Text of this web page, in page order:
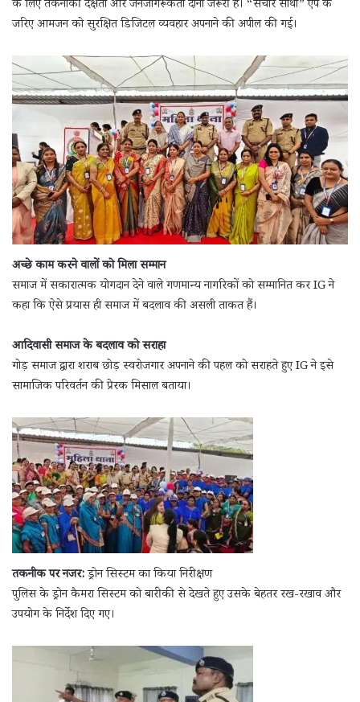
के लिए तकनीकी दक्षता और जनजागरूकता दोनों जरूरी हैं। “संचार साथी” एप के
जरिए आमजन को सुरक्षित डिजिटल व्यवहार अपनाने की अपील की गई।
अच्छे काम करने वालों को मिला सम्मान
समाज में सकारात्मक योगदान देने वाले गणमान्य नागरिकों को सम्मानित कर IG ने
कहा कि ऐसे प्रयास ही समाज में बदलाव की असली ताकत हैं।
आदिवासी समाज के बदलाव को सराहा
गोड़ समाज द्वारा शराब छोड़ स्वरोजगार अपनाने की पहल को सराहते हुए IG ने इसे
सामाजिक परिवर्तन की प्रेरक मिसाल बताया।
तकनीक पर नजर:ड्रोन सिस्टम का किया निरीक्षण
पुलिस के ड्रोन कैमरा सिस्टम को बारीकी से देखते हुए उसके बेहतर रख-रखाव और
उपयोग के निर्देश दिए गए।